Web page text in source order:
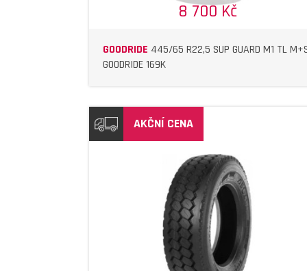
8 700 Kč
GOODRIDE 445/65 R22,5 SUP GUARD M1 TL
GOODRIDE 169K
AKČNÍ CENA